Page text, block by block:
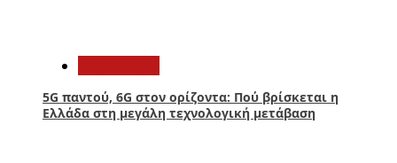
5G παντού, 6G στον ορίζοντα: Πού βρίσκεται η
Ελλάδα στη μεγάλη τεχνολογική μετάβαση